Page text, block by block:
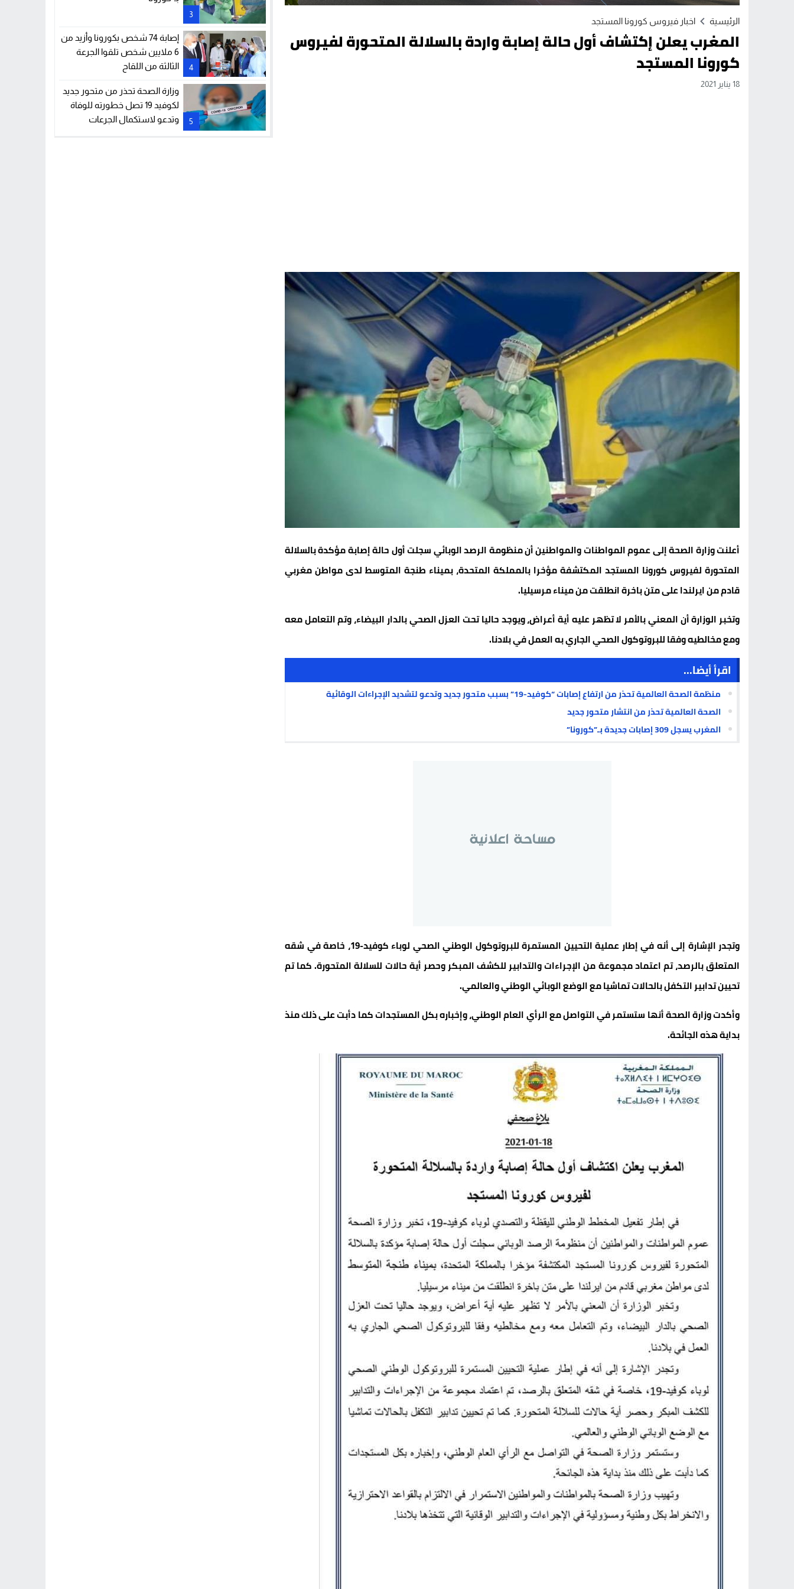
الرئيسية اخبار فيروس كورونا المستجد
المغرب يعلن إكتشاف أول حالة إصابة واردة بالسلالة المتحورة لفيروس
كورونا المستجد
18 يناير 2021
أعلنت وزارة الصحة إلى عموم المواطنات والمواطنين أن منظومة الرصد الوبائي سجلت أول حالة إصابة مؤكدة بالسلالة
المتحورة لفيروس كورونا المستجد المكتشفة مؤخرا بالمملكة المتحدة، بميناء طنجة المتوسط لدى مواطن مغربي
قادم من ايرلندا على متن باخرة انطلقت من ميناء مرسيليا.
وتخبر الوزارة أن المعني بالأمر لا تظهر عليه أية أعراض، ويوجد حاليا تحت العزل الصحي بالدار البيضاء، وتم التعامل معه
ومع مخالطيه وفقا للبروتوكول الصحي الجاري به العمل في بلادنا.
اقرأ أيضا...
منظمة الصحة العالمية تحذر من ارتفاع إصابات “كوفيد-19” بسبب متحور جديد وتدعو لتشديد الإجراءات الوقائية
الصحة العالمية تحذر من انتشار متحور جديد
المغرب يسجل 309 إصابات جديدة بـ”كورونا”
وتجدر الإشارة إلى أنه في إطار عملية التحيين المستمرة للبروتوكول الوطني الصحي لوباء كوفيد-19، خاصة في شقه
المتعلق بالرصد، تم اعتماد مجموعة من الإجراءات والتدابير للكشف المبكر وحصر أية حالات للسلالة المتحورة. كما تم
تحيين تدابير التكفل بالحالات تماشيا مع الوضع الوبائي الوطني والعالمي.
وأكدت وزارة الصحة أنها ستستمر في التواصل مع الرأي العام الوطني، وإخباره بكل المستجدات كما دأبت على ذلك منذ
بداية هذه الجائحة.
3
4
إصابة 74 شخص بكورونا وأزيد من
6 ملايين شخص تلقوا الجرعة
الثالثة من اللقاح
5
وزارة الصحة تحذر من متحور جديد
لكوفيد 19 تصل خطورته للوفاة
وتدعو لاستكمال الجرعات